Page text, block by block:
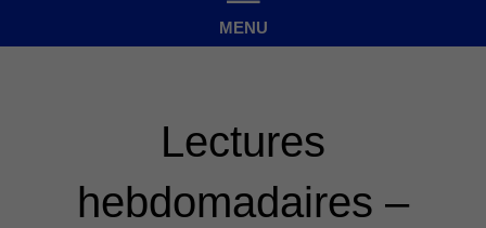
MENU
Lectures
hebdomadaires –